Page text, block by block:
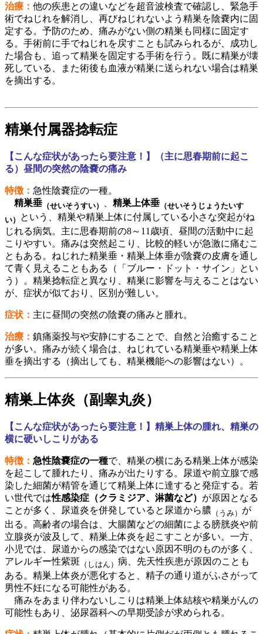
治療： 他の疾患との違いなどを超音波検査で確認し、緊急手
術でねじれを解消し、再びねじれないよう精巣を陰嚢内に固
定する。予防のため、痛みがない側の精巣も同様に固定す
る。手術前に手でねじれを戻すことも試みられるが、成功し
た場合も、追って精巣を固定する手術を行う。既に精巣が壊
死している、また術後も血液が精巣に送られない場合は精巣
を摘出する。
精巣付属器捻転症
【こんな症状があったら要注意！】（主に思春期前に起こ
る）昼間の突然の陰嚢の痛み
特徴： 急性陰嚢症の一種。
精巣垂 （せいそうすい） 精巣上体垂 （せいそうじょうたいす
い）
という、精巣や精巣上体に付属している小さな突起がね
じれる病気。主に思春期前の8～11歳頃、昼間の活動中に起
こりやすい。痛みは突然起こり、比較的軽いが急激に痛むこ
ともある。ねじれた精巣垂・精巣上体垂が陰嚢の皮膚を通し
て青く見えることもある（「ブルー・ドット・サイン」とい
う）。精巣捻転症と異なり、精巣に影響を与えることはない
が、症状が似ており、区別が難しい。
症状： 主に昼間の突然の陰嚢の痛みと腫れ。
治療： 鎮痛薬投与や安静にすることで、自然と治癒すること
が多い。痛みが続く場合は、ねじれている精巣垂や精巣上体
垂を摘出する（摘出しても、精巣機能への影響はない）。
精巣上体炎（副睾丸炎）
【こんな症状があったら要注意！】精巣上体の腫れ、精巣の
横に硬いしこりがある
特徴： 急性陰嚢症の一種で、精巣の横にある精巣上体が感染
を起こして腫れたり、痛みが出たりする。尿道や前立腺で感
染した細菌が精管を通じて精巣上体に達すると発症する。若
い世代では性感染症（クラミジア、淋菌など） が原因となる
ことが多く、尿道炎を併発していると尿道から膿 （うみ） が
出る。高齢者の場合は、大腸菌などの細菌による膀胱炎や前
立腺炎が波及して、精巣上体炎を起こすことが多い。一方、
小児では、尿道からの感染ではない原因不明のものが多く、
アレルギー性紫斑 （しはん） 病、先天性疾患が原因のことも
ある。精巣上体炎が悪化すると、精子の通り道がふさがって
男性不妊になる可能性がある。
痛みをあまり伴わないしこりは精巣上体結核や精巣がんの
可能性もあり、泌尿器科への早期受診が求められる。